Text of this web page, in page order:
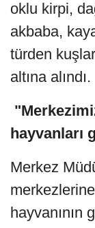
oklu kirpi,
akbaba,
türden
altına alındı.
hayvanları
Merkez
hayvanının